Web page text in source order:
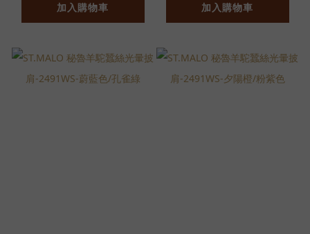
加入購物車 加入購物車